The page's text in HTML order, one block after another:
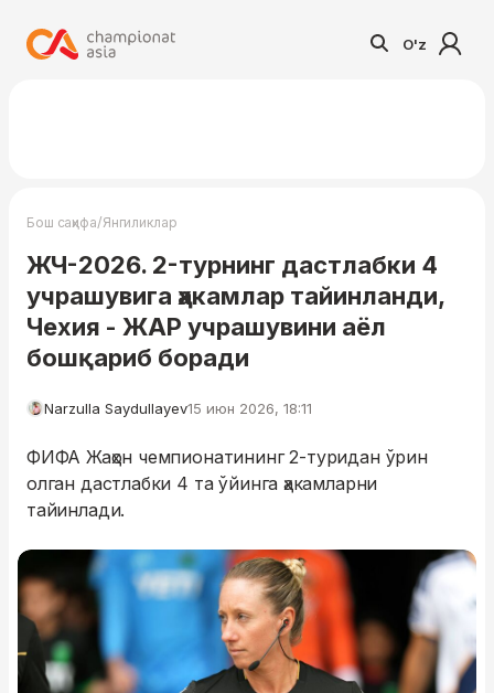
O'z
Бош саҳифа/Янгиликлар
ЖЧ-2026. 2-турнинг дастлабки 4
учрашувига ҳакамлар тайинланди,
Чехия - ЖАР учрашувини аёл
бошқариб боради
Narzulla Saydullayev15 июн 2026, 18:11
ФИФА Жаҳон чемпионатининг 2-туридан ўрин
олган дастлабки 4 та ўйинга ҳакамларни
тайинлади.